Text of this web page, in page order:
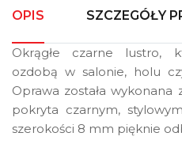
OPIS SZCZEGÓŁY
Okrągłe czarne lustro,
ozdobą w salonie, holu
Oprawa została wykonana
pokryta czarnym,
szerokości 8 mm pięknie